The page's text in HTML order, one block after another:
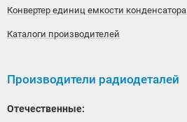
Конвертер единиц емкости конденсатора
Каталоги производителей
Производители радиодеталей
Отечественные: